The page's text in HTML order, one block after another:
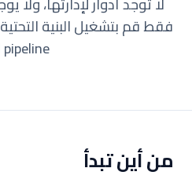
فقط قم بتشغيل البنية
pipeline لك.
من أين تبدأ